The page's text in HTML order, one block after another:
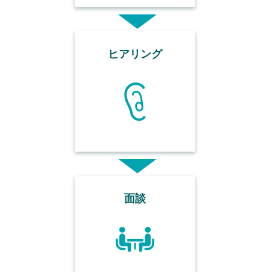
ヒアリング
面談